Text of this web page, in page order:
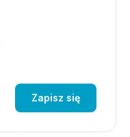
Zapisz się